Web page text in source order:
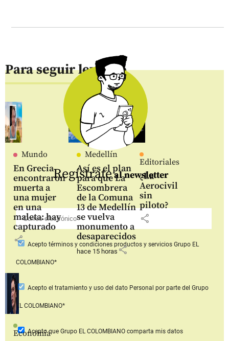
Para seguir leyendo
Mundo
En Grecia
encontraron
muerta a
una mujer
en una
maleta: hay
capturado
share
Medellín
Así es el plan
para que La
Escombrera
de la Comuna
13 de Medellín
se vuelva
monumento a
desaparecidos
hace 15 horasshare
Editoriales
¿La
Aerocivil
sin
piloto?
share
Economía
Regístrateal newsletter
Aceptotérminos y condiciones productos y serviciosGrupo EL
COLOMBIANO*
Acepto el tratamiento y uso del dato Personal por parte del Grupo
EL COLOMBIANO*
Acepto que Grupo EL COLOMBIANOcomparta mis datos